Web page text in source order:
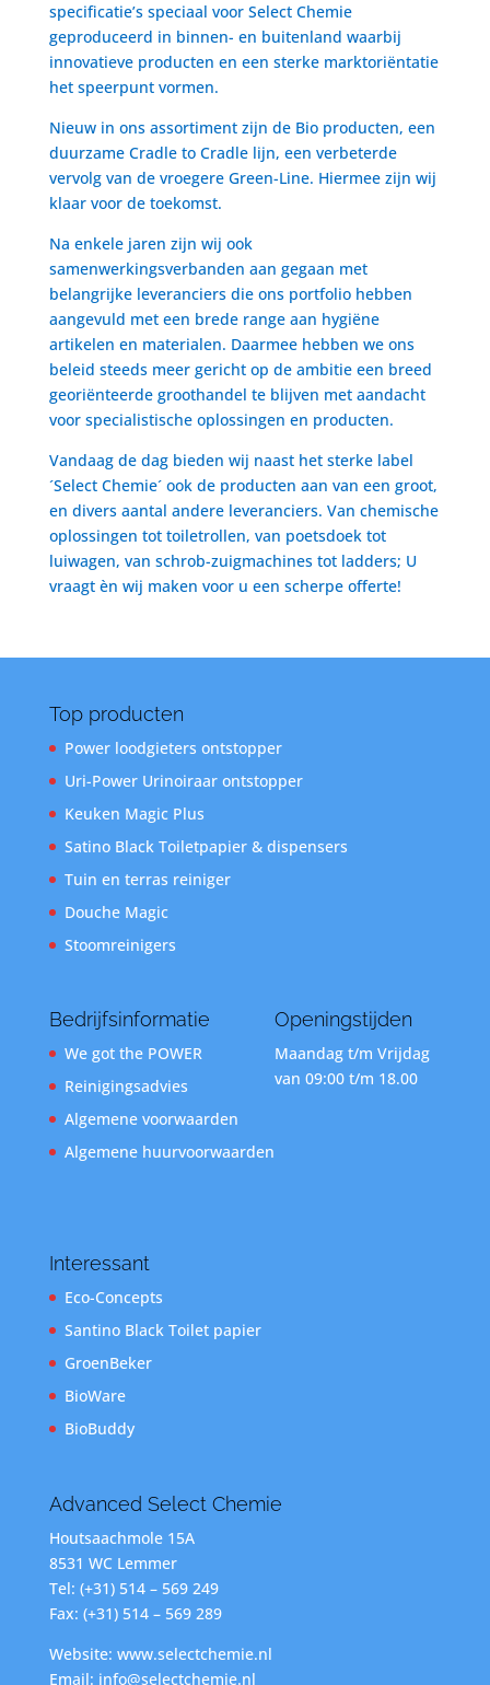
specificatie’s speciaal voor Select Chemie
geproduceerd in binnen- en buitenland waarbij
innovatieve producten en een sterke marktoriëntatie
het speerpunt vormen.
Nieuw in ons assortiment zijn de Bio producten, een
duurzame Cradle to Cradle lijn, een verbeterde
vervolg van de vroegere Green-Line. Hiermee zijn wij
klaar voor de toekomst.
Na enkele jaren zijn wij ook
samenwerkingsverbanden aan gegaan met
belangrijke leveranciers die ons portfolio hebben
aangevuld met een brede range aan hygiëne
artikelen en materialen. Daarmee hebben we ons
beleid steeds meer gericht op de ambitie een breed
georiënteerde groothandel te blijven met aandacht
voor specialistische oplossingen en producten.
Vandaag de dag bieden wij naast het sterke label
´Select Chemie´ ook de producten aan van een groot,
en divers aantal andere leveranciers. Van chemische
oplossingen tot toiletrollen, van poetsdoek tot
luiwagen, van schrob-zuigmachines tot ladders; U
vraagt èn wij maken voor u een scherpe offerte!
Top producten
Power loodgieters ontstopper
Uri-Power Urinoiraar ontstopper
Keuken Magic Plus
Satino Black Toiletpapier & dispensers
Tuin en terras reiniger
Douche Magic
Stoomreinigers
Bedrijfsinformatie
We got the POWER
Reinigingsadvies
Algemene voorwaarden
Algemene huurvoorwaarden
Openingstijden
Maandag t/m Vrijdag
van 09:00 t/m 18.00
Interessant
Eco-Concepts
Santino Black Toilet papier
GroenBeker
BioWare
BioBuddy
Advanced Select Chemie
Houtsaachmole 15A
8531 WC Lemmer
Tel: (+31) 514 – 569 249
Fax: (+31) 514 – 569 289
Website: www.selectchemie.nl
Email: info@selectchemie.nl